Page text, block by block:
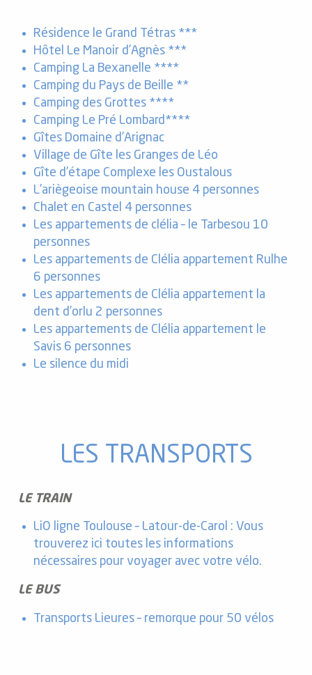
Résidence le Grand Tétras ***
Hôtel Le Manoir d’Agnès ***
Camping La Bexanelle ****
Camping du Pays de Beille **
Camping des Grottes ****
Camping Le Pré Lombard****
Gîtes Domaine d’Arignac
Village de Gîte les Granges de Léo
Gîte d’étape Complexe les Oustalous
L’ariègeoise mountain house 4 personnes
Chalet en Castel 4 personnes
Les appartements de clélia – le Tarbesou 10
personnes
Les appartements de Clélia appartement Rulhe
6 personnes
Les appartements de Clélia appartement la
dent d’orlu 2 personnes
Les appartements de Clélia appartement le
Savis 6 personnes
Le silence du midi
LES TRANSPORTS
LE TRAIN
LiO ligne Toulouse – Latour-de-Carol : Vous
trouverez ici toutes les informations
nécessaires pour voyager avec votre vélo.
LE BUS
Transports Lieures – remorque pour 50 vélos